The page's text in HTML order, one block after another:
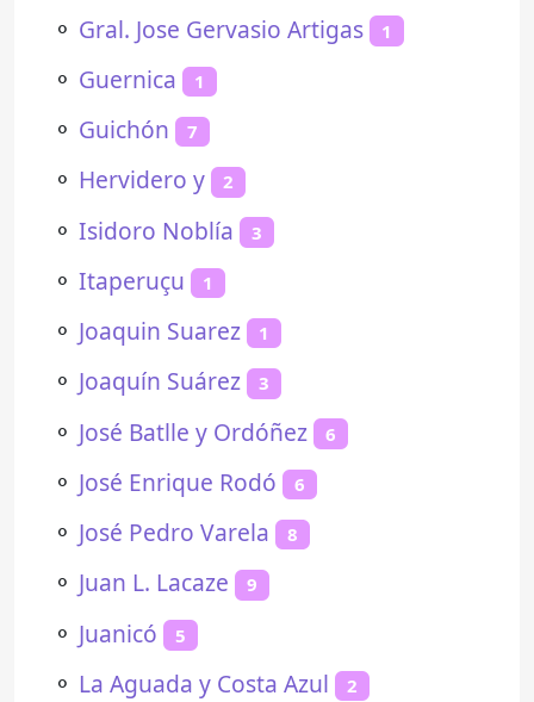
⚬ Gral. Jose Gervasio Artigas 1
⚬ Guernica 1
⚬ Guichón 7
⚬ Hervidero y 2
⚬ Isidoro Noblía 3
⚬ Itaperuçu 1
⚬ Joaquin Suarez 1
⚬ Joaquín Suárez 3
⚬ José Batlle y Ordóñez 6
⚬ José Enrique Rodó 6
⚬ José Pedro Varela 8
⚬ Juan L. Lacaze 9
⚬ Juanicó 5
⚬ La Aguada y Costa Azul 2